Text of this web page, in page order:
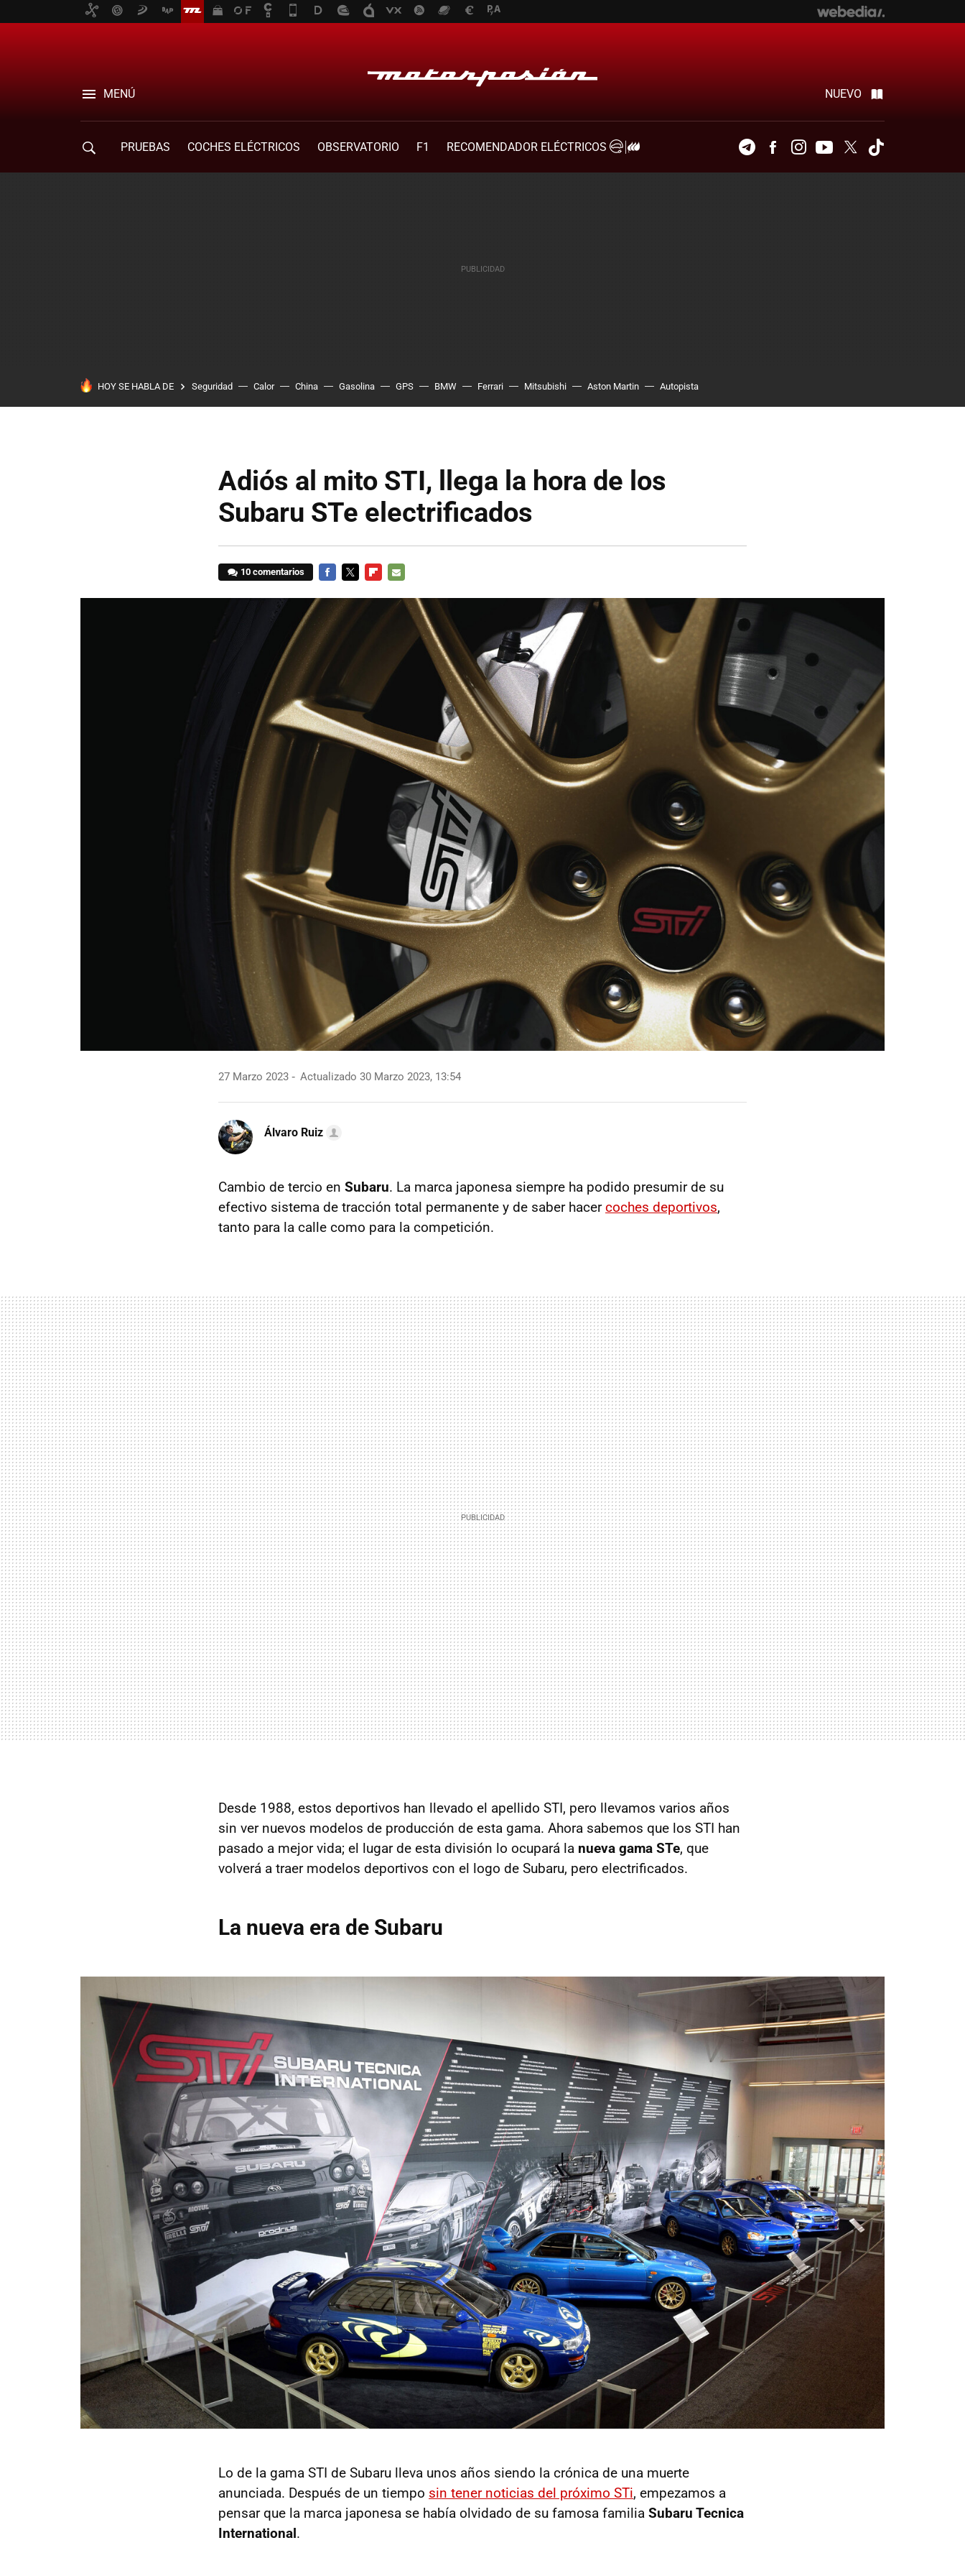
MENÚ NUEVO
PRUEBAS COCHES ELÉCTRICOS OBSERVATORIO F1
RECOMENDADOR ELÉCTRICOS
TelegramFacebookInstagramYoutubeTwitter
HOY SE HABLA DE Seguridad Calor China Gasolina GPS BMW Ferrari Mitsubishi Aston Martin Autopista
Adiós al mito STI, llega la hora de los
Subaru STe electrificados
10 comentarios
MAIL
27 Marzo 2023 Actualizado 30 Marzo 2023, 13:54
Álvaro Ruiz
Cambio de tercio en Subaru. La marca japonesa siempre ha podido presumir de su
efectivo sistema de tracción total permanente y de saber hacercoches deportivos,
tanto para la calle como para la competición.
Desde 1988, estos deportivos han llevado el apellido STI, pero llevamos varios años
sin ver nuevos modelos de producción de esta gama. Ahora sabemos que los STI han
pasado a mejor vida; el lugar de esta división lo ocupará la nueva gama STe, que
volverá a traer modelos deportivos con el logo de Subaru, pero electrificados.
La nueva era de Subaru
Lo de la gama STI de Subaru lleva unos años siendo la crónica de una muerte
anunciada. Después de un tiempo sin tener noticias del próximo STi, empezamos a
pensar que la marca japonesa se había olvidado de su famosa familia Subaru Tecnica
International.